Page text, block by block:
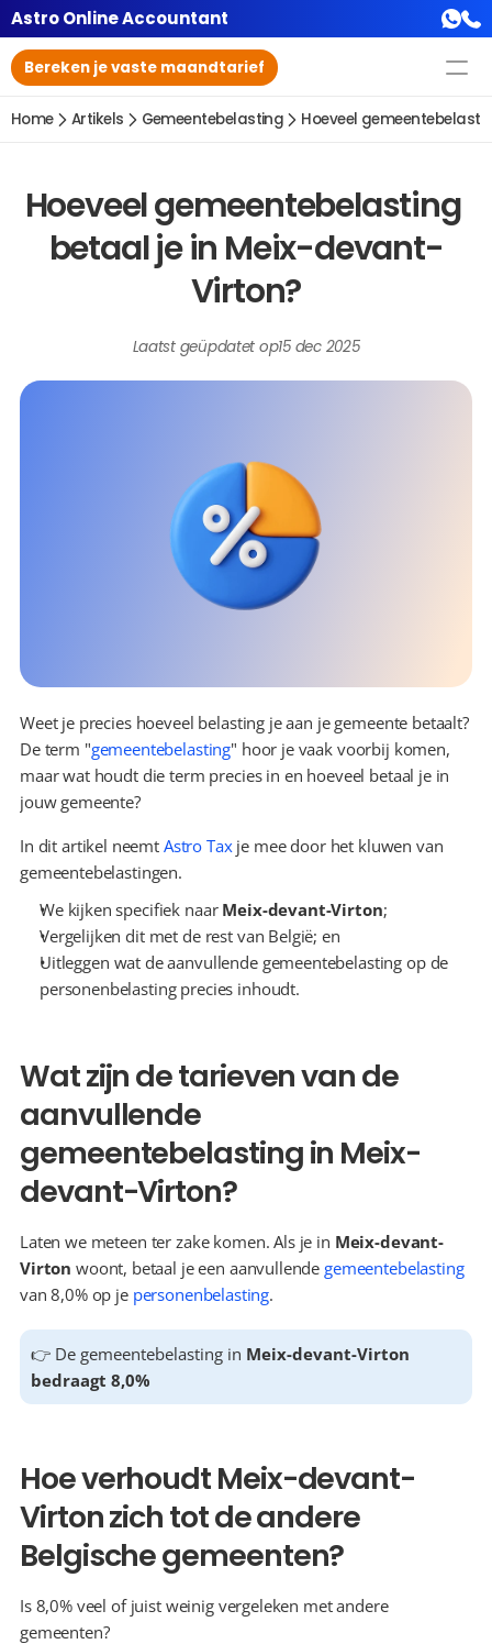
Astro Online Accountant
Bereken je vaste maandtarief
Home Artikels Gemeentebelasting Hoeveel
Hoeveel gemeentebelasting
betaal je in Meix-devant-
Virton?
Laatst geüpdatet op15 dec 2025
Weet je precies hoeveel belasting je aan je gemeente betaalt?
De term "gemeentebelasting" hoor je vaak voorbij komen,
maar wat houdt die term precies in en hoeveel betaal je in
jouw gemeente?
In dit artikel neemt Astro Tax je mee door het kluwen van
gemeentebelastingen.
We kijken specifiek naar Meix-devant-Virton;
Vergelijken dit met de rest van België; en
Uitleggen wat de aanvullende gemeentebelasting op de
personenbelasting precies inhoudt.
Wat zijn de tarieven van de
aanvullende
gemeentebelasting in Meix-
devant-Virton?
Laten we meteen ter zake komen. Als je in Meix-devant-
Virton woont, betaal je een aanvullende gemeentebelasting
van 8,0% op je personenbelasting.
👉 De gemeentebelasting in Meix-devant-Virton
bedraagt 8,0%
Hoe verhoudt Meix-devant-
Virton zich tot de andere
Belgische gemeenten?
Is 8,0% veel of juist weinig vergeleken met andere
gemeenten?